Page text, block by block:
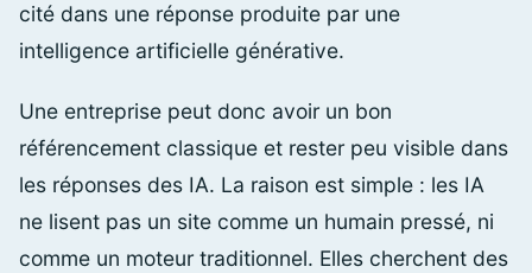
cité dans une réponse produite par une
intelligence artificielle générative.
Une entreprise peut donc avoir un bon
référencement classique et rester peu visible dans
les réponses des IA. La raison est simple : les IA
ne lisent pas un site comme un humain pressé, ni
comme un moteur traditionnel. Elles cherchent des